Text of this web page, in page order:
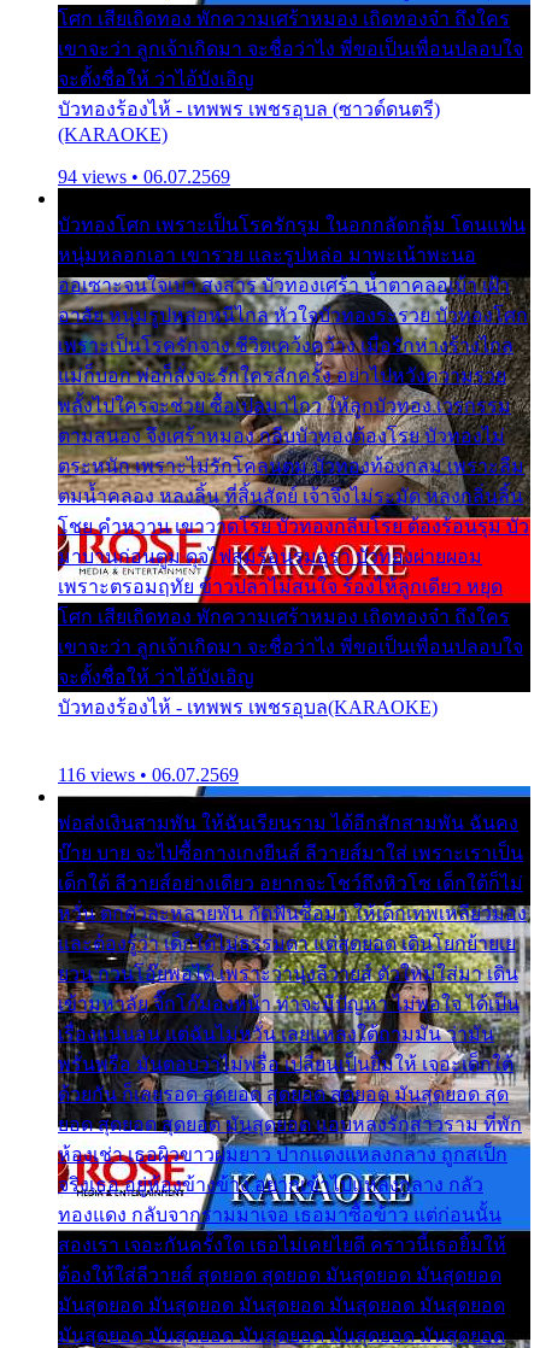
โศก เสียเถิดทอง พักความเศร้าหมอง เถิดทองจ๋า ถึงใคร
เขาจะว่า ลูกเจ้าเกิดมา จะชื่อว่าไง พี่ขอเป็นเพื่อนปลอบใจ
จะตั้งชื่อให้ ว่าไอ้บังเอิญ
บัวทองร้องไห้ - เทพพร เพชรอุบล (ซาวด์ดนตรี)
(KARAOKE)
94 views • 06.07.2569
บัวทองโศก เพราะเป็นโรครักรุม ในอกกลัดกลุ้ม โดนแฟน
หนุ่มหลอกเอา เขารวย และรูปหล่อ มาพะเน้าพะนอ
ออเซาะจนใจเบา สงสาร บัวทองเศร้า น้ำตาคลอเบ้า เฝ้า
อาลัย หนุ่มรูปหล่อหนีไกล หัวใจบัวทองระรวย บัวทองโศก
เพราะเป็นโรครักจาง ชีวิตเคว้งคว้าง เมื่อรักห่างร้างไกล
แม่ก็บอก พ่อก็สั่งจะรักใครสักครั้ง อย่าไปหวังความรวย
พลั้งไปใครจะช่วย ซื้อเปลมาไกว ให้ลูกบัวทอง เวรกรรม
ตามสนอง จึงเศร้าหมอง กลีบบัวทองต้องโรย บัวทองไม่
ตระหนัก เพราะไม่รักโคลนตม บัวทองท้องกลม เพราะลืม
ตมน้ำคลอง หลงลิ้น ที่สิ้นสัตย์ เจ้าจึงไม่ระมัด หลงกลิ่นลิ้น
โชย คำหวาน เขาวาดโรย บัวทองกลีบโรย ต้องร้อนรุม บัว
มาบานก่อนตูม ดุจไฟสุมร้อนรุมอุรา บัวทองผ่ายผอม
เพราะตรอมฤทัย ข้าวปลาไม่สนใจ ร้องไห้ลูกเดียว หยุด
โศก เสียเถิดทอง พักความเศร้าหมอง เถิดทองจ๋า ถึงใคร
เขาจะว่า ลูกเจ้าเกิดมา จะชื่อว่าไง พี่ขอเป็นเพื่อนปลอบใจ
จะตั้งชื่อให้ ว่าไอ้บังเอิญ
บัวทองร้องไห้ - เทพพร เพชรอุบล(KARAOKE)
116 views • 06.07.2569
พ่อส่งเงินสามพัน ให้ฉันเรียนราม ได้อีกสักสามพัน ฉันคง
บ๊าย บาย จะไปซื้อกางเกงยีนส์ ลีวายส์มาใส่ เพราะเราเป็น
เด็กใต้ ลีวายส์อย่างเดียว อยากจะโชว์ถึงหิวโซ เด็กใต้ก็ไม่
หวั่น ตกตัวละหลายพัน กัดฟันซื้อมา ให้เด็กเทพเหลียวมอง
และต้องรู้ว่า เด็กใต้ไม่ธรรมดา แต่สุดยอด เดินโยกย้ายเย
ยวน กวนโอ๊ยพอได้ เพราะว่านุ่งลีวายส์ ตัวใหม่ใส่มา เดิน
เข้ามหาลัย จิ๊กโก๊มองหน้า ท่าจะมีปัญหา ไม่พอใจ ได้เป็น
เรื่องแน่นอน แต่ฉันไม่หวั่น เลยแหลงใต้ถามมัน ว่ามัน
พรั่นพรือ มันตอบว่าไม่พรื่อ เปลี่ยนเป็นยิ้มให้ เจอะเด็กใต้
ด้วยกัน ก็เลยรอด สุดยอด สุดยอด สุดยอด มันสุดยอด สุด
ยอด สุดยอด สุดยอด มันสุดยอด แอบหลงรักสาวราม ที่พัก
ห้องเช่า เธอผิวขาวผมยาว ปากแดงแหลงกลาง ถูกสเป็ก
จริงเธอ อยู่ห้องข้างข้าง อยากเข้าไปแหลงกลาง กลัว
ทองแดง กลับจากรามมาเจอ เธอมาซื้อข้าว แต่ก่อนนั้น
สองเรา เจอะกันครั้งใด เธอไม่เคยไยดี คราวนี้เธอยิ้มให้
ต้องให้ใส่ลีวายส์ สุดยอด สุดยอด มันสุดยอด มันสุดยอด
มันสุดยอด มันสุดยอด มันสุดยอด มันสุดยอด มันสุดยอด
มันสุดยอด มันสุดยอด มันสุดยอด มันสุดยอด มันสุดยอด